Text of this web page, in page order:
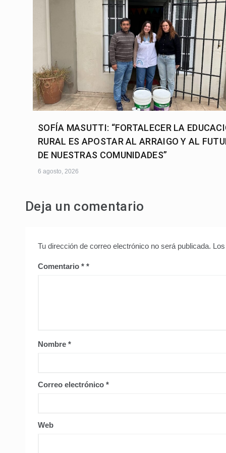
SOFÍA MASUTTI: “FORTALECER LA
RURAL ES APOSTAR AL ARRAIGO Y AL
DE NUESTRAS COMUNIDADES”
6 agosto, 2026
Deja un comentario
Tu dirección de correo electrónico no será publicada.
Comentario *
Nombre *
Correo electrónico *
Web